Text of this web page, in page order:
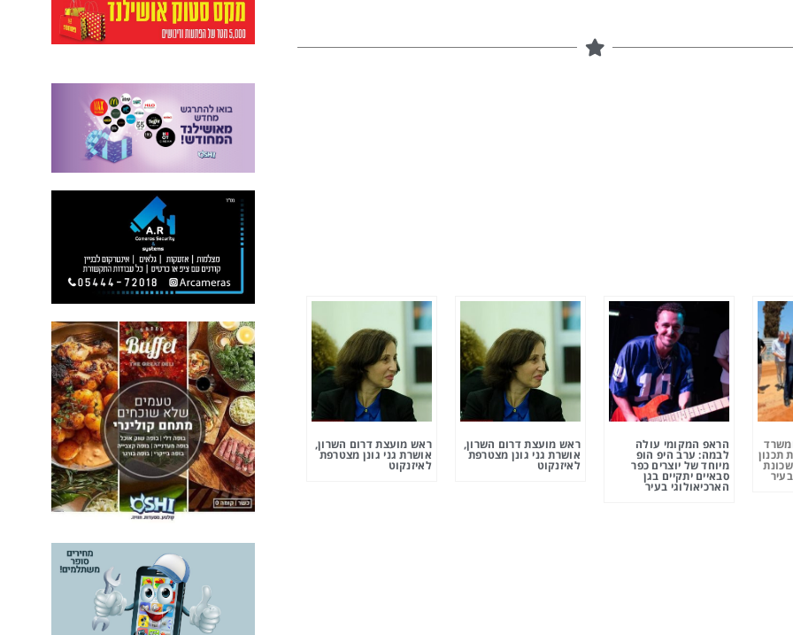
תכנון
הראפ המקומי עולה
לבמה: ערב היפ הופ
מיוחד של יוצרים כפר
סבאיים יתקיים בגן
הארכיאולוגי בעיר
ראש מועצת דרום השרון,
אושרת גני גונן מצטרפת
לאיזנקוט
ראש מועצת דרום השרון,
אושרת גני גונן מצטרפת
לאיזנקוט